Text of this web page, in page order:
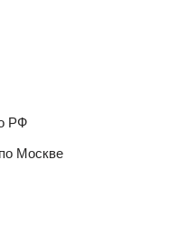
РФ
Москве